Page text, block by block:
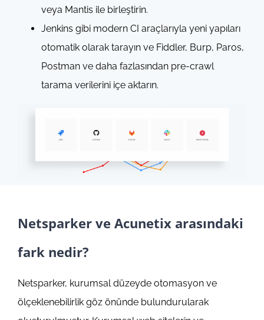
veya Mantis ile birleştirin.
Jenkins gibi modern CI araçlarıyla yeni yapıları
otomatik olarak tarayın ve Fiddler, Burp, Paros,
Postman ve daha fazlasından pre-crawl
tarama verilerini içe aktarın.
Netsparker ve Acunetix arasındaki
fark nedir?
Netsparker, kurumsal düzeyde otomasyon ve
ölçeklenebilirlik göz önünde bulundurularak